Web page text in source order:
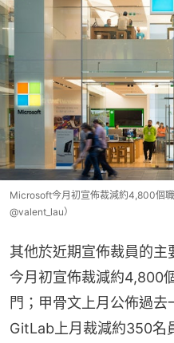
Microsoft今月初宣佈裁減約4,800個
@valent_lau）
其他於近期宣佈裁員的
今月初宣佈裁減約4,800
門；甲骨文上月公佈過去
GitLab上月裁減約350名